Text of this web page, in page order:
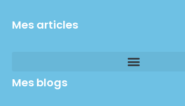
Mes articles
Mes blogs